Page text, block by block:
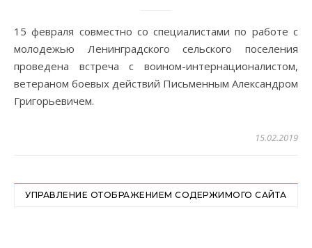
15 февраля совместно со специалистами по работе с
молодежью Ленинградского сельского поселения
проведена встреча с воином-интернационалистом,
ветераном боевых действий Письменным Александром
Григорьевичем.
15.02.2019
УПРАВЛЕНИЕ ОТОБРАЖЕНИЕМ СОДЕРЖИМОГО САЙТА